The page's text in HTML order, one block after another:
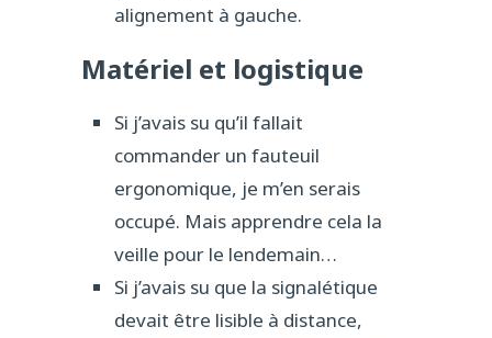
alignement à gauche.
Matériel et logistique
Si j’avais su qu’il fallait
commander un fauteuil
ergonomique, je m’en serais
occupé. Mais apprendre cela la
veille pour le lendemain…
Si j’avais su que la signalétique
devait être lisible à distance,